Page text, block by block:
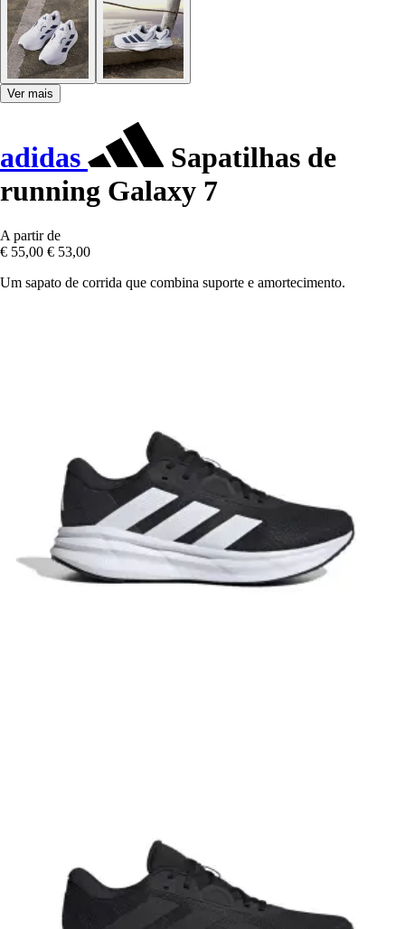
Ver mais
adidas
Sapatilhas de
running Galaxy 7
A partir de
€ 55,00 € 53,00
Um sapato de corrida que combina suporte e amortecimento.